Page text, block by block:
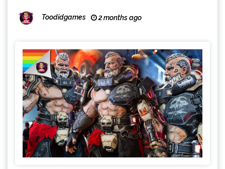
Toodidgames 2 months ago